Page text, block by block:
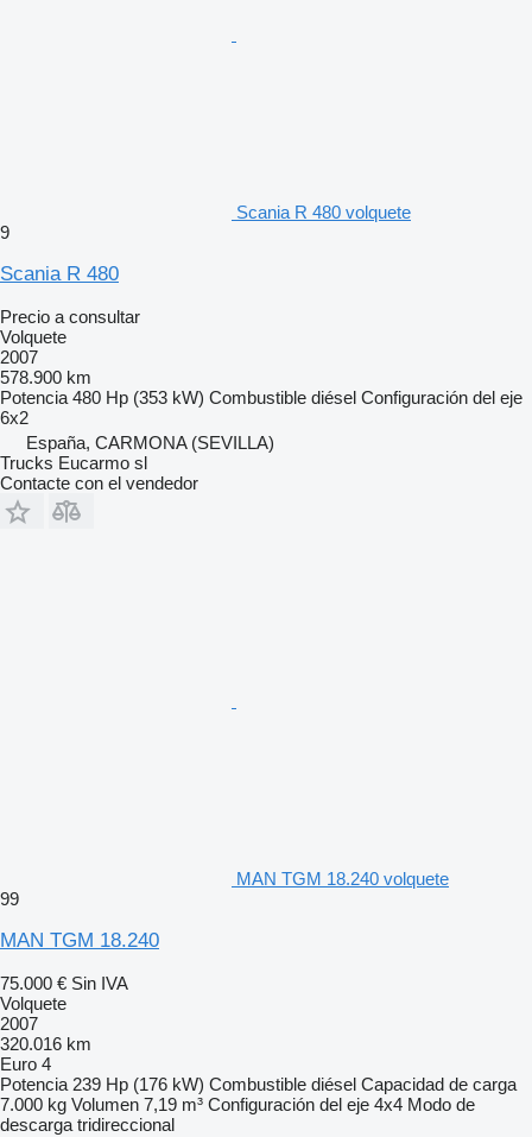
Scania R 480 volquete
9
Scania R 480
Precio a consultar
Volquete
2007
578.900 km
Potencia 480 Hp (353 kW) Combustible diésel Configuración del eje
6x2
España, CARMONA (SEVILLA)
Trucks Eucarmo sl
Contacte con el vendedor
MAN TGM 18.240 volquete
99
MAN TGM 18.240
75.000 € Sin IVA
Volquete
2007
320.016 km
Euro 4
Potencia 239 Hp (176 kW) Combustible diésel Capacidad de carga
7.000 kg Volumen 7,19 m³ Configuración del eje 4x4 Modo de
descarga tridireccional